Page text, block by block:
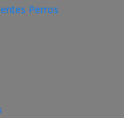
Perros